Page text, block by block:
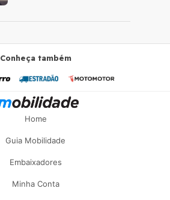
Conheça também
Home
Guia Mobilidade
Embaixadores
Minha Conta